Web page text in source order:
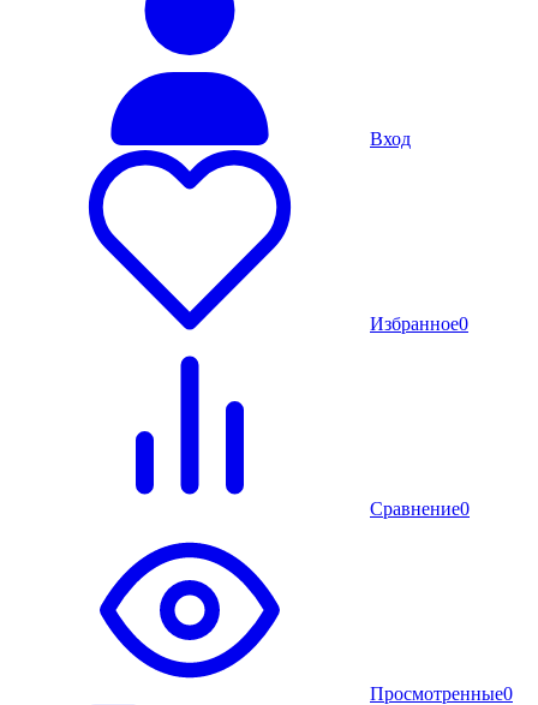
Вход
Избранное0
Сравнение0
Просмотренные0